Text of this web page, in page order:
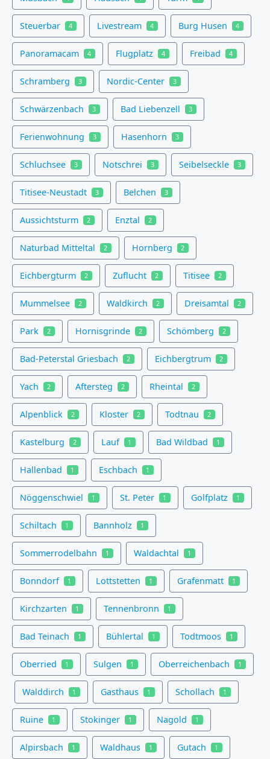
Steuerbar 4 Livestream 4 Burg Husen 4
Panoramacam 4 Flugplatz 4 Freibad 4
Schramberg 3 Nordic-Center 3
Schwärzenbach 3 Bad Liebenzell 3
Ferienwohnung 3 Hasenhorn 3
Schluchsee 3 Notschrei 3 Seibelseckle 3
Titisee-Neustadt 3 Belchen 3
Aussichtsturm 2 Enztal 2
Naturbad Mitteltal 2 Hornberg 2
Eichbergturm 2 Zuflucht 2 Titisee 2
Mummelsee 2 Waldkirch 2 Dreisamtal 2
Park 2 Hornisgrinde 2 Schömberg 2
Bad-Peterstal Griesbach 2 Eichbergtrum 2
Yach 2 Aftersteg 2 Rheintal 2
Alpenblick 2 Kloster 2 Todtnau 2
Kastelburg 2 Lauf 1 Bad Wildbad 1
Hallenbad 1 Eschbach 1
Nöggenschwiel 1 St. Peter 1 Golfplatz 1
Schiltach 1 Bannholz 1
Sommerrodelbahn 1 Waldachtal 1
Bonndorf 1 Lottstetten 1 Grafenmatt 1
Kirchzarten 1 Tennenbronn 1
Bad Teinach 1 Bühlertal 1 Todtmoos 1
Oberried 1 Sulgen 1 Oberreichenbach 1
Walddirch 1 Gasthaus 1 Schollach 1
Ruine 1 Stokinger 1 Nagold 1
Alpirsbach 1 Waldhaus 1 Gutach 1